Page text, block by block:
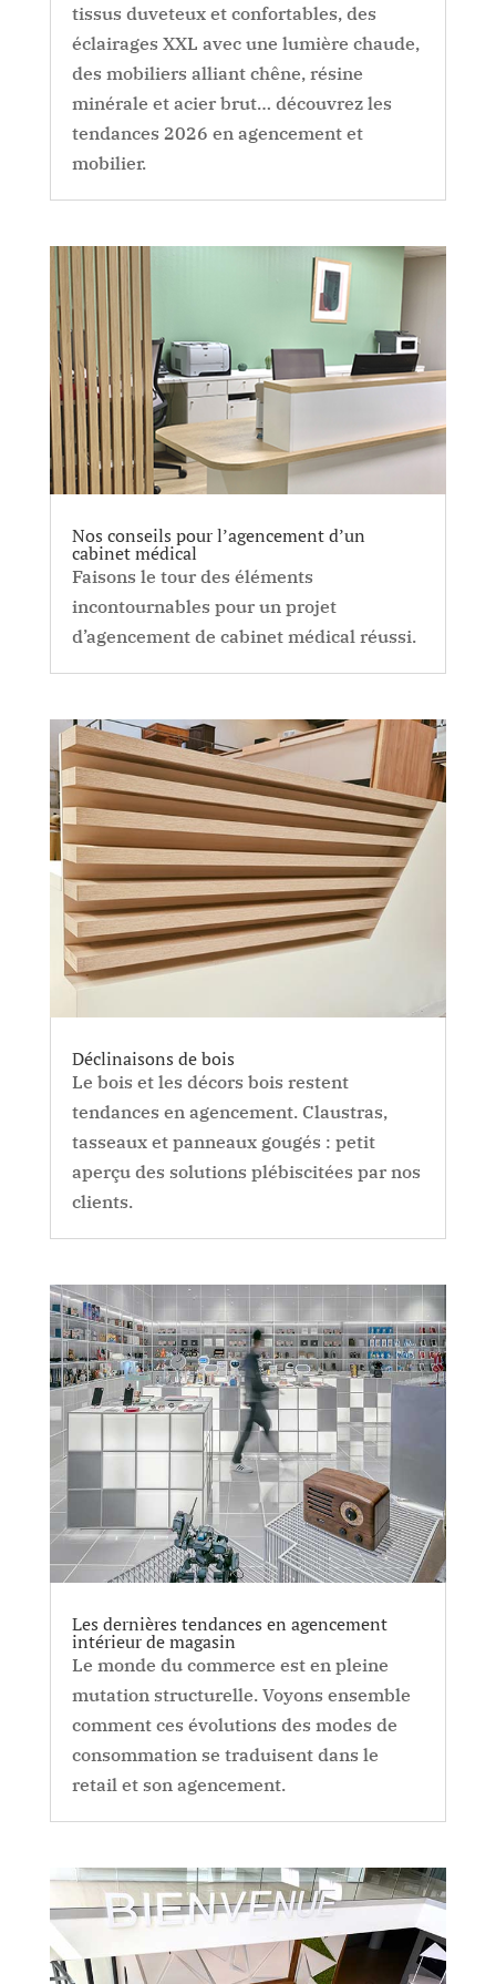
tissus duveteux et confortables, des
éclairages XXL avec une lumière chaude,
des mobiliers alliant chêne, résine
minérale et acier brut… découvrez les
tendances 2026 en agencement et
mobilier.
Nos conseils pour l’agencement d’un
cabinet médical
Faisons le tour des éléments
incontournables pour un projet
d’agencement de cabinet médical réussi.
Déclinaisons de bois
Le bois et les décors bois restent
tendances en agencement. Claustras,
tasseaux et panneaux gougés : petit
aperçu des solutions plébiscitées par nos
clients.
Les dernières tendances en agencement
intérieur de magasin
Le monde du commerce est en pleine
mutation structurelle. Voyons ensemble
comment ces évolutions des modes de
consommation se traduisent dans le
retail et son agencement.